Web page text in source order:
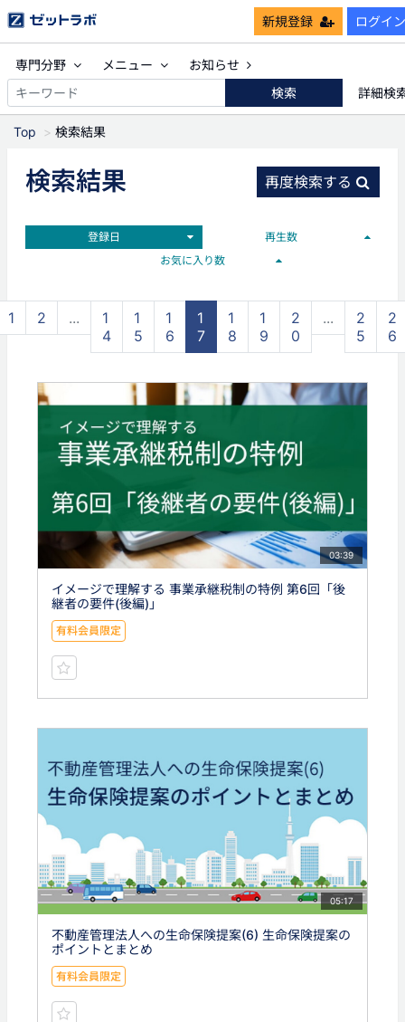
新規登録 ログイン
専門分野 メニュー
お知らせ
検索
詳細検
Top 検索結果
検索結果 再度検索する
登録日
再生数
お気に入り数
1 2 ...
1
4
1
5
1
6
1
7
1
8
1
9
2
0
...
2
5
2
6
03:39
イメージで理解する 事業承継税制の特例 第6回「後
継者の要件(後編)」
有料会員限定
05:17
不動産管理法人への生命保険提案(6) 生命保険提案の
ポイントとまとめ
有料会員限定